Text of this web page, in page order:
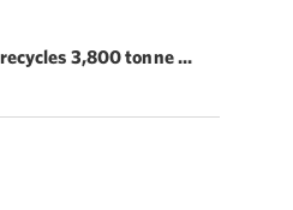
3,800 tonne ...